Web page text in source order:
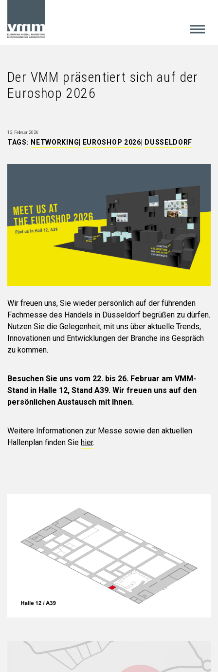
Der VMM präsentiert sich auf der
Euroshop 2026
13. Februar 2026
TAGS: NETWORKING EUROSHOP 2026 DUSSELDORF
Wir freuen uns, Sie wieder persönlich auf der führenden
Fachmesse des Handels in Düsseldorf begrüßen zu dürfen.
Nutzen Sie die Gelegenheit, mit uns über aktuelle Trends,
Innovationen und Entwicklungen der Branche ins Gespräch
zu kommen.
Besuchen Sie uns vom 22. bis 26. Februar am VMM-
Stand in Halle 12, Stand A39. Wir freuen uns auf den
persönlichen Austausch mit Ihnen.
Weitere Informationen zur Messe sowie den aktuellen
Hallenplan finden Sie hier.